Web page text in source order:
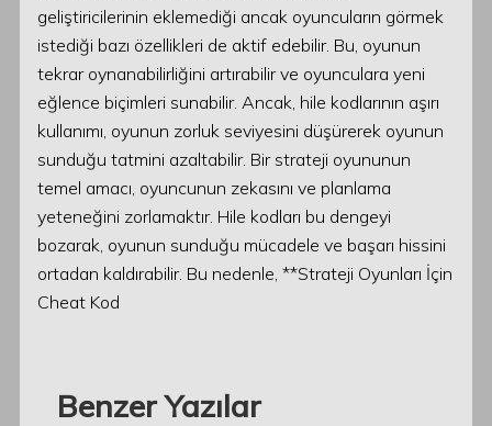
geliştiricilerinin eklemediği ancak oyuncuların görmek
istediği bazı özellikleri de aktif edebilir. Bu, oyunun
tekrar oynanabilirliğini artırabilir ve oyunculara yeni
eğlence biçimleri sunabilir. Ancak, hile kodlarının aşırı
kullanımı, oyunun zorluk seviyesini düşürerek oyunun
sunduğu tatmini azaltabilir. Bir strateji oyununun
temel amacı, oyuncunun zekasını ve planlama
yeteneğini zorlamaktır. Hile kodları bu dengeyi
bozarak, oyunun sunduğu mücadele ve başarı hissini
ortadan kaldırabilir. Bu nedenle, **Strateji Oyunları İçin
Cheat Kod
Benzer Yazılar